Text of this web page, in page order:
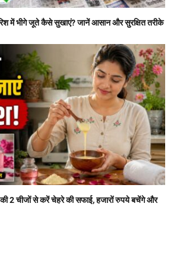
में भीगे जूते कैसे सुखाएं? जानें आसान और सुरक्षित तरीके
2 चीजों से करें चेहरे की सफाई, हजारों रुपये बचेंगे और